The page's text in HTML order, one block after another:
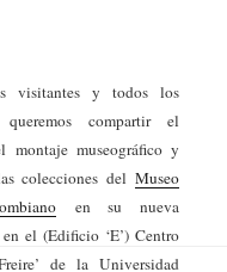
visitantes y todos los
queremos compartir el
montaje museográfico y
colecciones del Museo
en su nueva
el (Edificio ‘E’) Centro
de la Universidad